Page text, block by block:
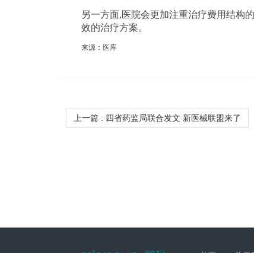
另一方面,医院会更加注重治疗费用结构
效的治疗方案。
来源：医库
上一篇 : 四省药监局联合发文 新医械联盟来了